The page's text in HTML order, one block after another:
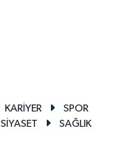
KARİYER
SPOR
SİYASET
SAĞLIK